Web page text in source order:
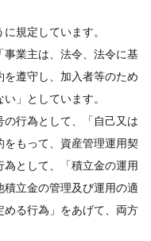
規定しています。
業主は、法令、法令に基
遵守し、加入者等のため
」としています。
行為として、「自己又は
もって、資産管理運用契
として、「積立金の運用
立金の管理及び運用の適
る行為」をあげて、両方